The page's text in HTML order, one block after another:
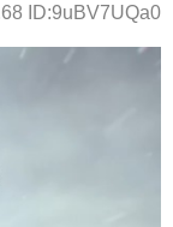
ID:9uBV7UQa0